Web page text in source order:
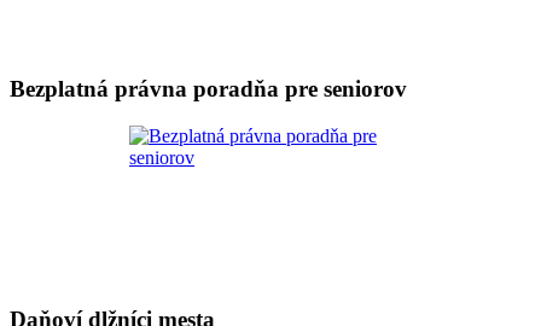
Bezplatná právna poradňa pre seniorov
Daňoví dlžníci mesta